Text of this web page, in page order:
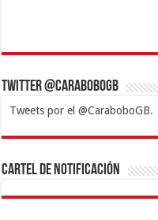
Twitter @CaraboboGB
Tweets por el @CaraboboGB.
1xbetBetturkeyBetistKralbet
https://mvbcasino.com/
Cartel de Notificación